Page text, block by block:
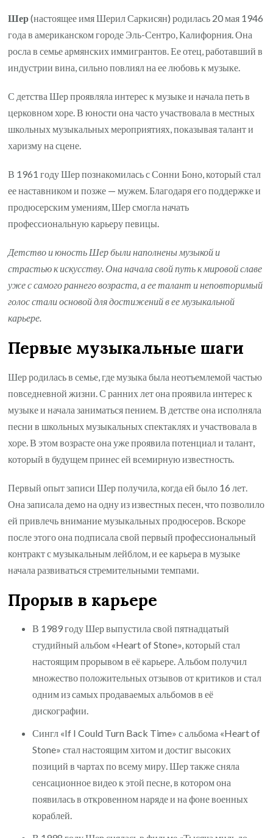
Шер(настоящее имя Шерил Саркисян) родилась 20 мая 1946
года в американском городе Эль-Сентро, Калифорния. Она
росла в семье армянских иммигрантов. Ее отец, работавший в
индустрии вина, сильно повлиял на ее любовь к музыке.
С детства Шер проявляла интерес к музыке и начала петь в
церковном хоре. В юности она часто участвовала в местных
школьных музыкальных мероприятиях, показывая талант и
харизму на сцене.
В 1961 году Шер познакомилась с Сонни Боно, который стал
ее наставником и позже — мужем. Благодаря его поддержке и
продюсерским умениям, Шер смогла начать
профессиональную карьеру певицы.
Детство и юность Шер были наполнены музыкой и
страстью к искусству. Она начала свой путь к мировой славе
уже с самого раннего возраста, а ее талант и неповторимый
голос стали основой для достижений в ее музыкальной
карьере.
Первые музыкальные шаги
Шер родилась в семье, где музыка была неотъемлемой частью
повседневной жизни. С ранних лет она проявила интерес к
музыке и начала заниматься пением. В детстве она исполняла
песни в школьных музыкальных спектаклях и участвовала в
хоре. В этом возрасте она уже проявила потенциал и талант,
который в будущем принес ей всемирную известность.
Первый опыт записи Шер получила, когда ей было 16 лет.
Она записала демо на одну из известных песен, что позволило
ей привлечь внимание музыкальных продюсеров. Вскоре
после этого она подписала свой первый профессиональный
контракт с музыкальным лейблом, и ее карьера в музыке
начала развиваться стремительными темпами.
Прорыв в карьере
В 1989 году Шер выпустила свой пятнадцатый
студийный альбом «Heart of Stone», который стал
настоящим прорывом в её карьере. Альбом получил
множество положительных отзывов от критиков и стал
одним из самых продаваемых альбомов в её
дискографии.
Сингл «If I Could Turn Back Time» с альбома «Heart of
Stone» стал настоящим хитом и достиг высоких
позиций в чартах по всему миру. Шер также сняла
сенсационное видео к этой песне, в котором она
появилась в откровенном наряде и на фоне военных
кораблей.